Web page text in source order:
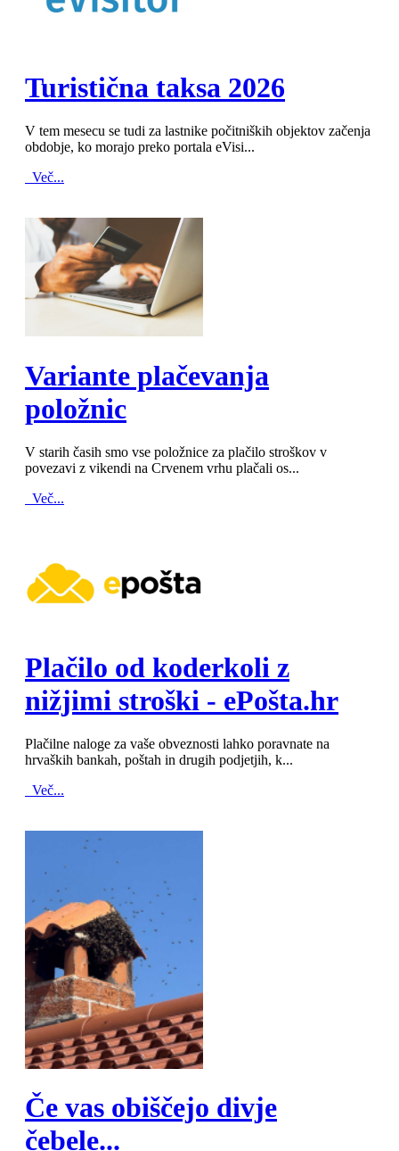
Turistična taksa 2026
V tem mesecu se tudi za lastnike počitniških objektov začenja
obdobje, ko morajo preko portala eVisi...
Več...
Variante plačevanja
položnic
V starih časih smo vse položnice za plačilo stroškov v
povezavi z vikendi na Crvenem vrhu plačali os...
Več...
Plačilo od koderkoli z
nižjimi stroški - ePošta.hr
Plačilne naloge za vaše obveznosti lahko poravnate na
hrvaških bankah, poštah in drugih podjetjih, k...
Več...
Če vas obiščejo divje
čebele...